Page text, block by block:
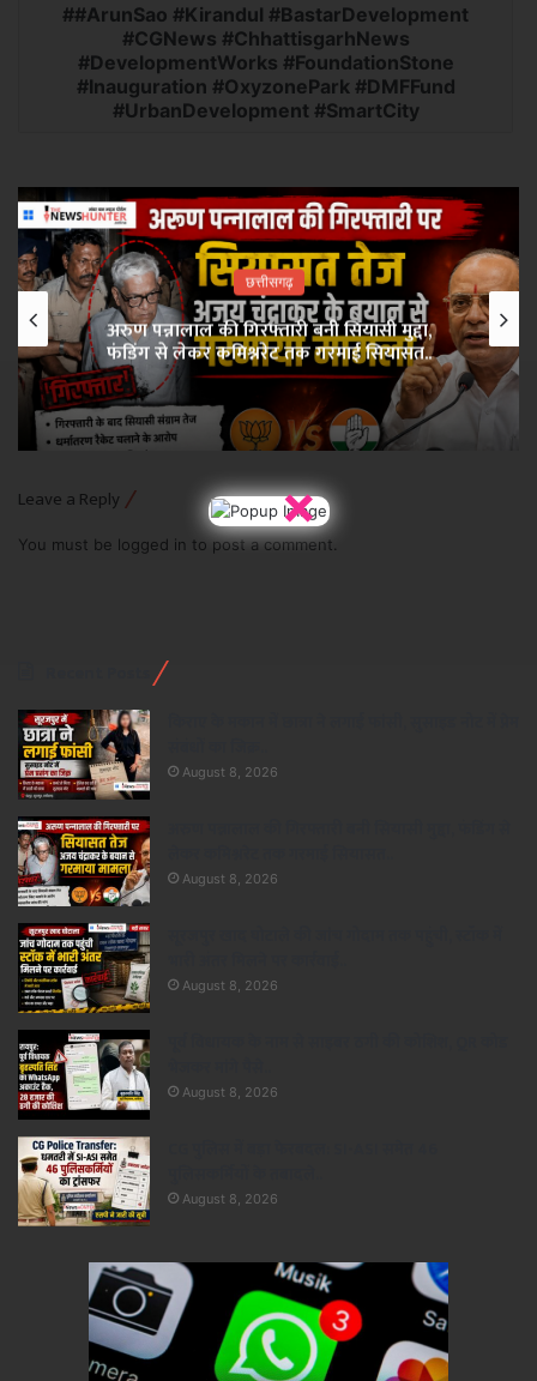
#ArunSao #Kirandul #BastarDevelopment
#CGNews #ChhattisgarhNews
#DevelopmentWorks #FoundationStone
#Inauguration #OxyzonePark #DMFFund
#UrbanDevelopment #SmartCity
छत्तीसगढ़
अरुण पन्नालाल की गिरफ्तारी बनी सियासी मुद्दा,
फंडिंग से लेकर कमिश्नरेट तक गरमाई सियासत..
Leave a Reply
You must be logged in to post a comment.
×
August 8, 2026
August 8, 2026
August 8, 2026
August 8, 2026
August 8, 2026